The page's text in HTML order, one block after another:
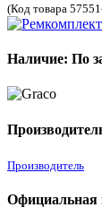
(Код товара
Наличие: По
Производитель
Официальная